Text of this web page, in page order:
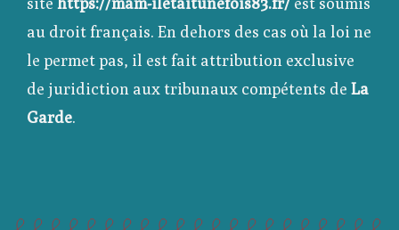
au droit français. En dehors des cas où la loi ne
le permet pas, il est fait attribution exclusive
de juridiction aux tribunaux compétents de La
Garde.